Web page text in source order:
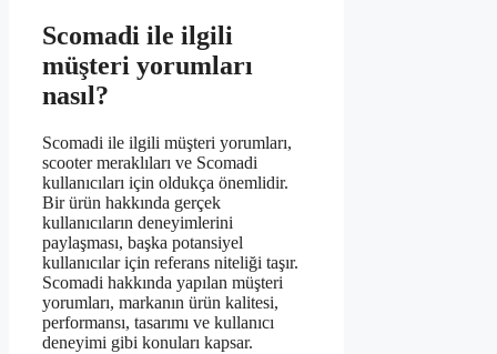
Scomadi ile ilgili
müşteri yorumları
nasıl?
Scomadi ile ilgili müşteri yorumları,
scooter meraklıları ve Scomadi
kullanıcıları için oldukça önemlidir.
Bir ürün hakkında gerçek
kullanıcıların deneyimlerini
paylaşması, başka potansiyel
kullanıcılar için referans niteliği taşır.
Scomadi hakkında yapılan müşteri
yorumları, markanın ürün kalitesi,
performansı, tasarımı ve kullanıcı
deneyimi gibi konuları kapsar.